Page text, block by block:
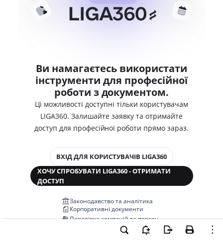
Ви намагаєтесь використати
інструменти для професійної
роботи з документом.
Ці можливості доступні тільки користувачам
LIGA360. Залишайте заявку та отримайте
доступ для професійної роботи прямо зараз.
ВХІД ДЛЯ КОРИСТУВАЧІВ LIGA360
ХОЧУ СПРОБУВАТИ LIGA360 - ОТРИМАТИ
ДОСТУП
Законодавство та аналітика
Корпоративні документи
Перевірка компаній та персон
Медіааналіз та репутація
Аналіз судової практики